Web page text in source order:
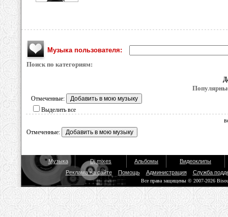
Музыка пользователя:
Поиск по категориям:
Отмеченные:
Выделить все
Отмеченные:
Музыка Dj mixes Альбомы
Видеоклипы
Реклама на сайте
Помощь Администрация Служба
Все права защищены © 2007-2026